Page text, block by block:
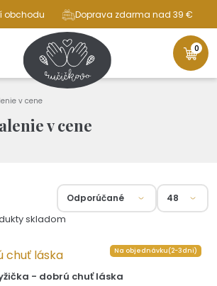
obchodu Doprava zdarma nad 39 €
0
v cene
v cene
skladom
Na objednávku(2-3dni)
- dobrú chuť láska